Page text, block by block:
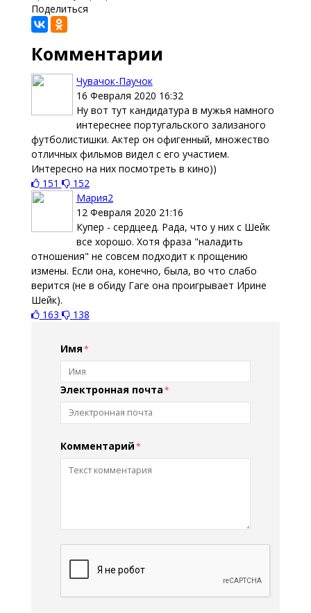
Поделиться
Комментарии
Чувачок-Паучок
16 Февраля 2020 16:32
Ну вот тут кандидатура в мужья намного
интереснее португальского зализаного
футболистишки. Актер он офигенный, множество
отличных фильмов видел с его участием.
Интересно на них посмотреть в кино))
151
152
Мария2
12 Февраля 2020 21:16
Купер - сердцеед. Рада, что у них с Шейк
все хорошо. Хотя фраза "наладить
отношения" не совсем подходит к прощению
измены. Если она, конечно, была, во что слабо
верится (не в обиду Гаге она проигрывает Ирине
Шейк).
163
138
Имя
Электронная почта
Комментарий